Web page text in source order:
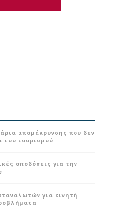
απομάκρυνσης που δεν
του τουρισμού
αποδόσεις για την
για κινητή